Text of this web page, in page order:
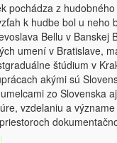
pochádza z
k hudbe bol u neho
Bellu v Banskej
umení v Bratislave,
štúdium v
akými sú
zo Slovenska
vzdelaniu a